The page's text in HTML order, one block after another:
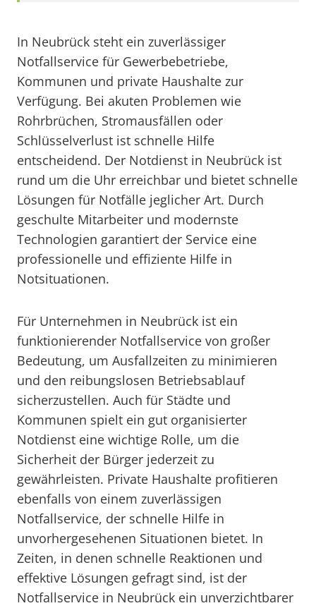
In Neubrück steht ein zuverlässiger
Notfallservice für Gewerbebetriebe,
Kommunen und private Haushalte zur
Verfügung. Bei akuten Problemen wie
Rohrbrüchen, Stromausfällen oder
Schlüsselverlust ist schnelle Hilfe
entscheidend. Der Notdienst in Neubrück ist
rund um die Uhr erreichbar und bietet schnelle
Lösungen für Notfälle jeglicher Art. Durch
geschulte Mitarbeiter und modernste
Technologien garantiert der Service eine
professionelle und effiziente Hilfe in
Notsituationen.
Für Unternehmen in Neubrück ist ein
funktionierender Notfallservice von großer
Bedeutung, um Ausfallzeiten zu minimieren
und den reibungslosen Betriebsablauf
sicherzustellen. Auch für Städte und
Kommunen spielt ein gut organisierter
Notdienst eine wichtige Rolle, um die
Sicherheit der Bürger jederzeit zu
gewährleisten. Private Haushalte profitieren
ebenfalls von einem zuverlässigen
Notfallservice, der schnelle Hilfe in
unvorhergesehenen Situationen bietet. In
Zeiten, in denen schnelle Reaktionen und
effektive Lösungen gefragt sind, ist der
Notfallservice in Neubrück ein unverzichtbarer